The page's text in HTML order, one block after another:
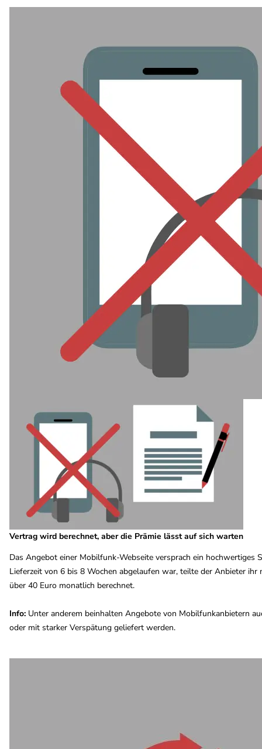
Vertrag wird berechnet, aber die Prämie lässt auf sich warten
Das Angebot einer Mobilfunk-Webseite versprach ein hochwertiges
Lieferzeit von 6 bis 8 Wochen abgelaufen war, teilte der Anbieter
über 40 Euro monatlich berechnet.
Info: Unter anderem beinhalten Angebote von Mobilfunkanbietern
oder mit starker Verspätung geliefert werden.